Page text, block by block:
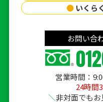
● いくら
お問い合
営業時間：
24時間
非対面でもお